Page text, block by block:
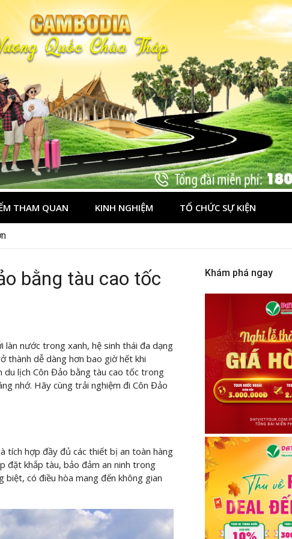
THAM QUAN KINH NGHIỆM TỔ CHỨC SỰ KIỆN
bằng tàu cao tốc
nước trong xanh, hệ sinh thái đa dạng
thành dễ dàng hơn bao giờ hết khi
du lịch Côn Đảo bằng tàu cao tốc trong
nhớ. Hãy cùng trải nghiệm đi Côn Đảo
tích hợp đầy đủ các thiết bị an toàn hàng
đặt khắp tàu, bảo đảm an ninh trong
có điều hòa mang đến không gian
Khám phá ngay